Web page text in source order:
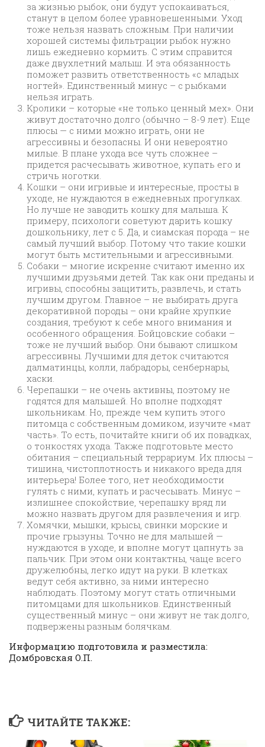
за жизнью рыбок, они будут успокаиваться,
станут в целом более уравновешенными. Уход
тоже нельзя назвать сложным. При наличии
хорошей системы фильтрации рыбок нужно
лишь ежедневно кормить. С этим справится
даже двухлетний малыш. И эта обязанность
поможет развить ответственность «с младых
ногтей». Единственный минус – с рыбками
нельзя играть.
Кролики – которые «не только ценный мех». Они
живут достаточно долго (обычно – 8-9 лет). Еще
плюсы — с ними можно играть, они не
агрессивны и безопасны. И они невероятно
милые. В плане ухода все чуть сложнее –
придется расчесывать животное, купать его и
стричь ноготки.
Кошки – они игривые и интересные, просты в
уходе, не нуждаются в ежедневных прогулках.
Но лучше не заводить кошку для малыша. К
примеру, психологи советуют дарить кошку
дошкольнику, лет с 5. Да, и сиамская порода – не
самый лучший выбор. Потому что такие кошки
могут быть мстительными и агрессивными.
Собаки – многие искренне считают именно их
лучшими друзьями детей. Так как они преданы и
игривы, способны защитить, развлечь, и стать
лучшим другом. Главное – не выбирать друга
декоративной породы – они крайне хрупкие
создания, требуют к себе много внимания и
особенного обращения. Бойцовские собаки –
тоже не лучший выбор. Они бывают слишком
агрессивны. Лучшими для деток считаются
далматинцы, колли, лабрадоры, сенбернары,
хаски.
Черепашки – не очень активны, поэтому не
годятся для малышей. Но вполне подходят
школьникам. Но, прежде чем купить этого
питомца с собственным домиком, изучите «мат
часть». То есть, почитайте книги об их повадках,
о тонкостях ухода. Также подготовьте место
обитания – специальный террариум. Их плюсы –
тишина, чистоплотность и никакого вреда для
интерьера! Более того, нет необходимости
гулять с ними, купать и расчесывать. Минус –
излишнее спокойствие, черепашку вряд ли
можно назвать другом для развлечения и игр.
Хомячки, мышки, крысы, свинки морские и
прочие грызуны. Точно не для малышей —
нуждаются в уходе, и вполне могут цапнуть за
пальчик. При этом они контактны, чаще всего
дружелюбны, легко идут на руки. В клетках
ведут себя активно, за ними интересно
наблюдать. Поэтому могут стать отличными
питомцами для школьников. Единственный
существенный минус – они живут не так долго,
подвержены разным болячкам.
Информацию подготовила и разместила:
Домбровская О.П.
ЧИТАЙТЕ ТАКЖЕ: